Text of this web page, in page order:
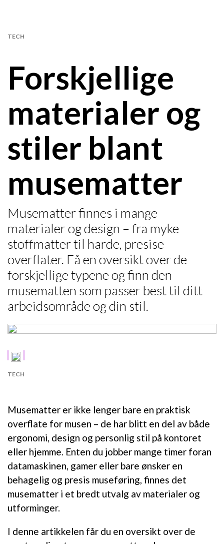
Forskjellige
materialer og
stiler blant
musematter
TECH
Musematter finnes i mange
materialer og design – fra myke
stoffmatter til harde, presise
overflater. Få en oversikt over de
forskjellige typene og finn den
musematten som passer best til ditt
arbeidsområde og din stil.
TECH
Musematter er ikke lenger bare en praktisk
overflate for musen – de har blitt en del av både
ergonomi, design og personlig stil på kontoret
eller hjemme. Enten du jobber mange timer foran
datamaskinen, gamer eller bare ønsker en
behagelig og presis museføring, finnes det
musematter i et bredt utvalg av materialer og
utforminger.
I denne artikkelen får du en oversikt over de